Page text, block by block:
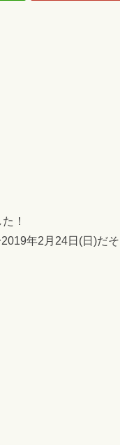
！
年2月24日(日)だそ